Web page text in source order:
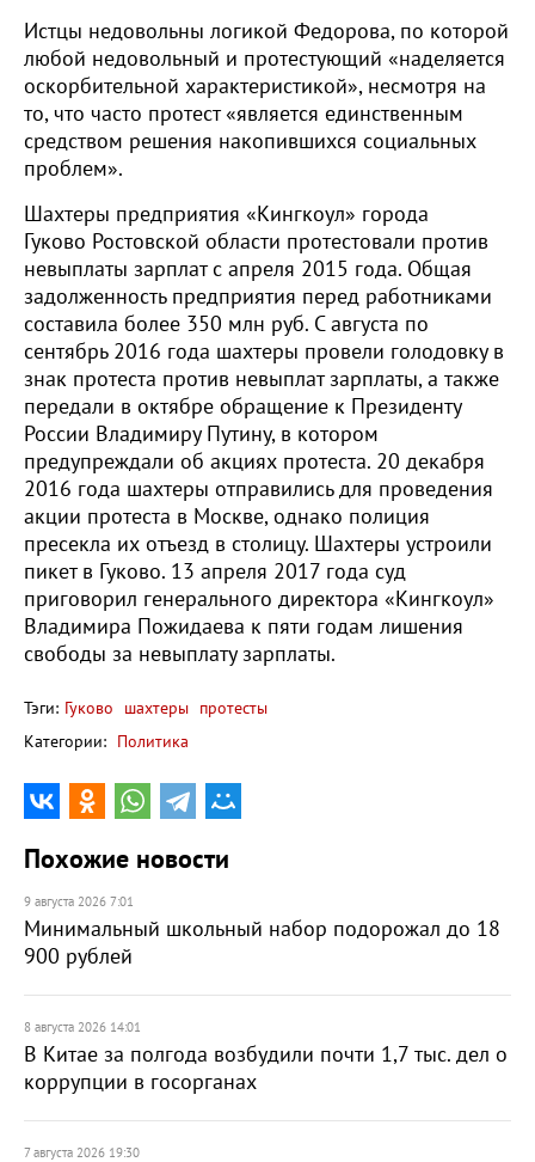
Истцы недовольны логикой Федорова, по которой
любой недовольный и протестующий «наделяется
оскорбительной характеристикой», несмотря на
то, что часто протест «является единственным
средством решения накопившихся социальных
проблем».
Шахтеры предприятия «Кингкоул» города
Гуково Ростовской области протестовали против
невыплаты зарплат с апреля 2015 года. Общая
задолженность предприятия перед работниками
составила более 350 млн руб. С августа по
сентябрь 2016 года шахтеры провели голодовку в
знак протеста против невыплат зарплаты, а также
передали в октябре обращение к Президенту
России Владимиру Путину, в котором
предупреждали об акциях протеста. 20 декабря
2016 года шахтеры отправились для проведения
акции протеста в Москве, однако полиция
пресекла их отъезд в столицу. Шахтеры устроили
пикет в Гуково. 13 апреля 2017 года суд
приговорил генерального директора «Кингкоул»
Владимира Пожидаева к пяти годам лишения
свободы за невыплату зарплаты.
Тэги: Гуково шахтеры протесты
Категории: Политика
Похожие новости
9 августа 2026 7:01
Минимальный школьный набор подорожал до 18
900 рублей
8 августа 2026 14:01
В Китае за полгода возбудили почти 1,7 тыс. дел о
коррупции в госорганах
7 августа 2026 19:30